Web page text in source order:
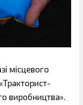
місцевого
виробництва».